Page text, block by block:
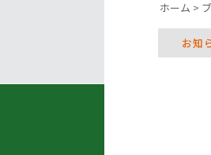
ホーム >
お知